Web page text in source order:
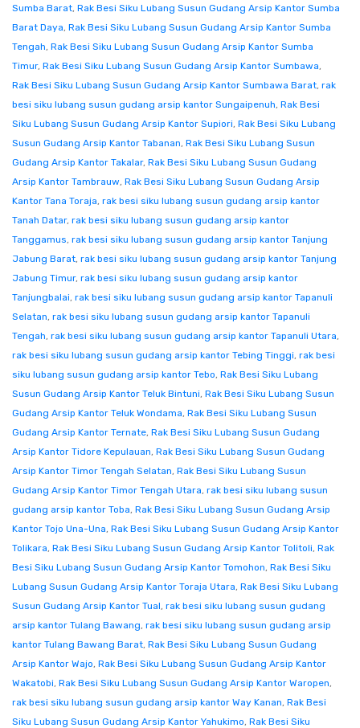
Sumba Barat, Rak Besi Siku Lubang Susun Gudang Arsip Kantor Sumba
Barat Daya, Rak Besi Siku Lubang Susun Gudang Arsip Kantor Sumba
Tengah, Rak Besi Siku Lubang Susun Gudang Arsip Kantor Sumba
Timur, Rak Besi Siku Lubang Susun Gudang Arsip Kantor Sumbawa,
Rak Besi Siku Lubang Susun Gudang Arsip Kantor Sumbawa Barat, rak
besi siku lubang susun gudang arsip kantor Sungaipenuh, Rak Besi
Siku Lubang Susun Gudang Arsip Kantor Supiori, Rak Besi Siku Lubang
Susun Gudang Arsip Kantor Tabanan, Rak Besi Siku Lubang Susun
Gudang Arsip Kantor Takalar, Rak Besi Siku Lubang Susun Gudang
Arsip Kantor Tambrauw, Rak Besi Siku Lubang Susun Gudang Arsip
Kantor Tana Toraja, rak besi siku lubang susun gudang arsip kantor
Tanah Datar, rak besi siku lubang susun gudang arsip kantor
Tanggamus, rak besi siku lubang susun gudang arsip kantor Tanjung
Jabung Barat, rak besi siku lubang susun gudang arsip kantor Tanjung
Jabung Timur, rak besi siku lubang susun gudang arsip kantor
Tanjungbalai, rak besi siku lubang susun gudang arsip kantor Tapanuli
Selatan, rak besi siku lubang susun gudang arsip kantor Tapanuli
Tengah, rak besi siku lubang susun gudang arsip kantor Tapanuli Utara,
rak besi siku lubang susun gudang arsip kantor Tebing Tinggi, rak besi
siku lubang susun gudang arsip kantor Tebo, Rak Besi Siku Lubang
Susun Gudang Arsip Kantor Teluk Bintuni, Rak Besi Siku Lubang Susun
Gudang Arsip Kantor Teluk Wondama, Rak Besi Siku Lubang Susun
Gudang Arsip Kantor Ternate, Rak Besi Siku Lubang Susun Gudang
Arsip Kantor Tidore Kepulauan, Rak Besi Siku Lubang Susun Gudang
Arsip Kantor Timor Tengah Selatan, Rak Besi Siku Lubang Susun
Gudang Arsip Kantor Timor Tengah Utara, rak besi siku lubang susun
gudang arsip kantor Toba, Rak Besi Siku Lubang Susun Gudang Arsip
Kantor Tojo Una-Una, Rak Besi Siku Lubang Susun Gudang Arsip Kantor
Tolikara, Rak Besi Siku Lubang Susun Gudang Arsip Kantor Tolitoli, Rak
Besi Siku Lubang Susun Gudang Arsip Kantor Tomohon, Rak Besi Siku
Lubang Susun Gudang Arsip Kantor Toraja Utara, Rak Besi Siku Lubang
Susun Gudang Arsip Kantor Tual, rak besi siku lubang susun gudang
arsip kantor Tulang Bawang, rak besi siku lubang susun gudang arsip
kantor Tulang Bawang Barat, Rak Besi Siku Lubang Susun Gudang
Arsip Kantor Wajo, Rak Besi Siku Lubang Susun Gudang Arsip Kantor
Wakatobi, Rak Besi Siku Lubang Susun Gudang Arsip Kantor Waropen,
rak besi siku lubang susun gudang arsip kantor Way Kanan, Rak Besi
Siku Lubang Susun Gudang Arsip Kantor Yahukimo, Rak Besi Siku